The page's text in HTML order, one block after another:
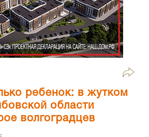
ребенок: в жутком
области
волгоградцев